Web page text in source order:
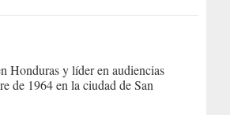
Honduras y líder en audiencias
de 1964 en la ciudad de San